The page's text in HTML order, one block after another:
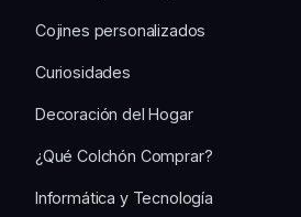
Cojines personalizados
Curiosidades
Decoración del Hogar
¿Qué Colchón Comprar?
Informática y Tecnología